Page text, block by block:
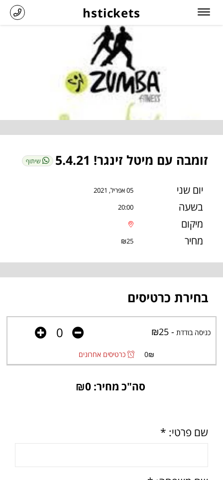
hstickets
זומבה עם מיטל זינגר! 5.4.21 שיתוף
יום שני 05 אפריל, 2021
בשעה 20:00
מיקום
מחיר
₪25
בחירת כרטיסים
כניסה בודדת - ₪25
₪
0 כרטיסים אחרונים
סה"כ מחיר: ₪0
שם פרטי: *